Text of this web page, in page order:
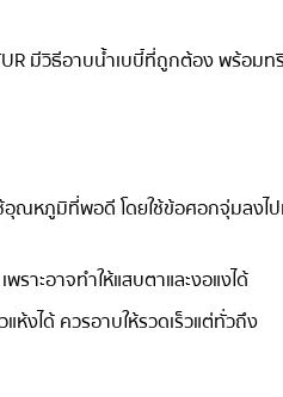
มีวิธีอาบน้ำเบบี๋ที่ถูกต้อง พร้อมท
อุณหภูมิที่พอดี โดยใช้ข้อศอกจุ่มลง
าะอาจทำให้แสบตาและงอแงได้
ห้งได้ ควรอาบให้รวดเร็วแต่ทั่วถึง